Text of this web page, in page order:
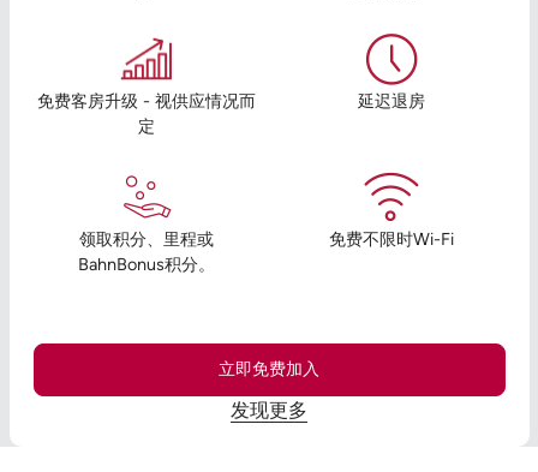
免费客房升级 - 视供应情况而
定
延迟退房
领取积分、里程或
BahnBonus积分。
免费不限时Wi-Fi
立即免费加入
发现更多